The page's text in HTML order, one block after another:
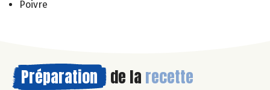
Poivre
Préparation de la recette